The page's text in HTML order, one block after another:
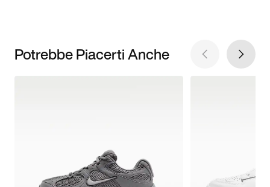
Potrebbe Piacerti Anche